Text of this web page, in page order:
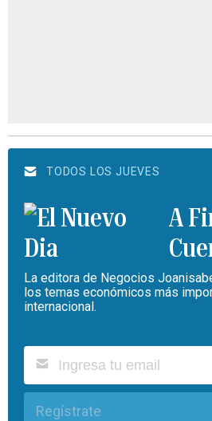
TODOS LOS JUEVES
A
La editora de Negocios
los temas económicos más
internacional.
Regístrate